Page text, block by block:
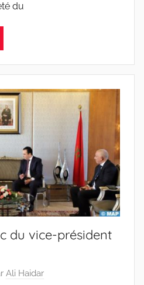
du
du vice-président
Ali Haidar